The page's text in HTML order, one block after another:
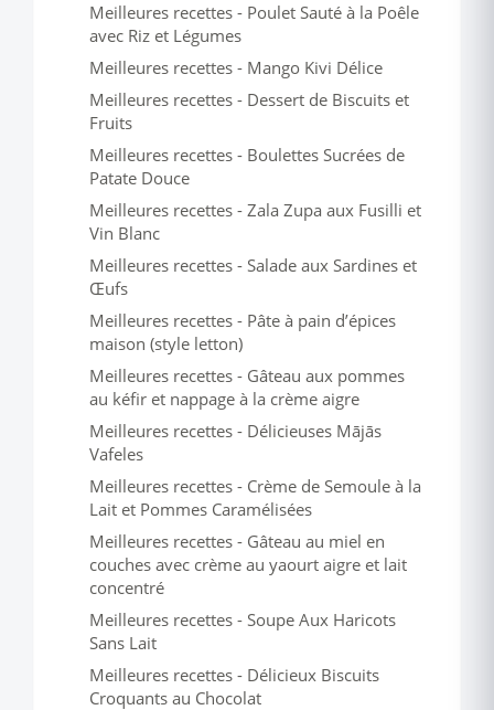
Meilleures recettes - Poulet Sauté à la Poêle
avec Riz et Légumes
Meilleures recettes - Mango Kivi Délice
Meilleures recettes - Dessert de Biscuits et
Fruits
Meilleures recettes - Boulettes Sucrées de
Patate Douce
Meilleures recettes - Zala Zupa aux Fusilli et
Vin Blanc
Meilleures recettes - Salade aux Sardines et
Œufs
Meilleures recettes - Pâte à pain d’épices
maison (style letton)
Meilleures recettes - Gâteau aux pommes
au kéfir et nappage à la crème aigre
Meilleures recettes - Délicieuses Mājās
Vafeles
Meilleures recettes - Crème de Semoule à la
Lait et Pommes Caramélisées
Meilleures recettes - Gâteau au miel en
couches avec crème au yaourt aigre et lait
concentré
Meilleures recettes - Soupe Aux Haricots
Sans Lait
Meilleures recettes - Délicieux Biscuits
Croquants au Chocolat